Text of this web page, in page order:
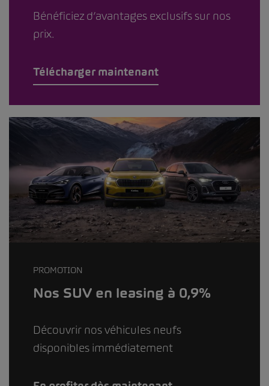
Bénéficiez d’avantages exclusifs sur nos
prix.
Télécharger maintenant
PROMOTION
Nos SUV en leasing à 0,9%
Découvrir nos véhicules neufs
disponibles immédiatement